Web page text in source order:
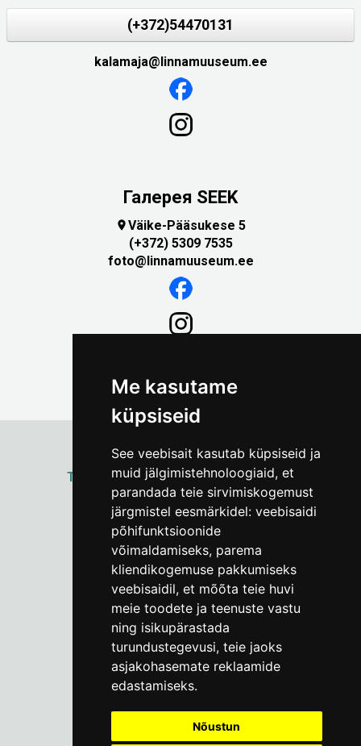
Me kasutame
küpsiseid
See veebisait kasutab küpsiseid ja
muid jälgimistehnoloogiaid, et
parandada teie sirvimiskogemust
järgmistel eesmärkidel: veebisaidi
põhifunktsioonide
võimaldamiseks, parema
kliendikogemuse pakkumiseks
veebisaidil, et mõõta teie huvi
meie toodete ja teenuste vastu
ning isikupärastada
turundustegevusi, teie jaoks
asjakohasemate reklaamide
edastamiseks.
Nõustun
(+372)54470131
kalamaja@linnamuuseum.ee
Галерея SEEK
Väike-Pääsukese 5
(+372) 5309 7535
foto@linnamuuseum.ee
ТАЛЛИННСКИЙГОРОДСКОЙ МУЗЕЙ
Vene 17
Пн–Пт 9–17:(+372) 610 4178
info@linnamuuseum.ee